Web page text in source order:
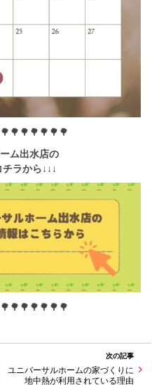
ム出水店の
ラから↓↓↓
次の記事
ユニバーサルホームの家づくりに
地中熱が利用されている理由